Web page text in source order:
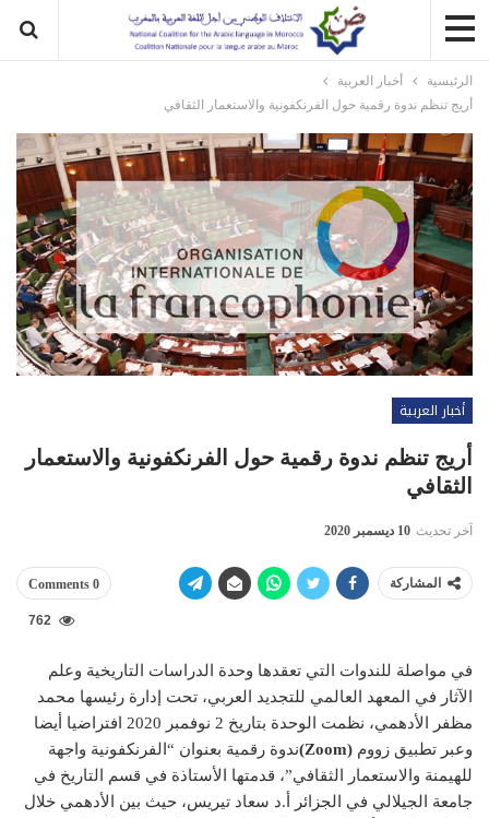
الرئيسية
أخبار العربية
أريج تنظم ندوة رقمية حول الفرنكفونية والاستعمار الثقافي
أخبار العربية
أريج تنظم ندوة رقمية حول الفرنكفونية والاستعمار
الثقافي
آخر تحديث 10 ديسمبر 2020
المشاركة 0 Comments
762
في مواصلة للندوات التي تعقدها وحدة الدراسات التاريخية وعلم
الآثار في المعهد العالمي للتجديد العربي، تحت إدارة رئيسها محمد
مظفر الأدهمي، نظمت الوحدة بتاريخ 2 نوفمبر 2020 افتراضيا أيضا
وعبر تطبيق زووم (Zoom)
ندوة رقمية بعنوان “الفرنكفونية واجهة
للهيمنة والاستعمار الثقافي”، قدمتها الأستاذة في قسم التاريخ في
جامعة الجيلالي في الجزائر أ.د سعاد تيريس، حيث بين الأدهمي خلال